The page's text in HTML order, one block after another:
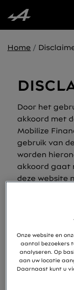
Home
Door het
akkoord met
Mobilize
gebruik van
worden
akkoord gaat
deze website
juist is, vrij is
andere
ook niet dat
aansprakelijk
Onze website en
aantal bezoekers
analyseren. Op
aan uw locatie
Daarnaast kunt u